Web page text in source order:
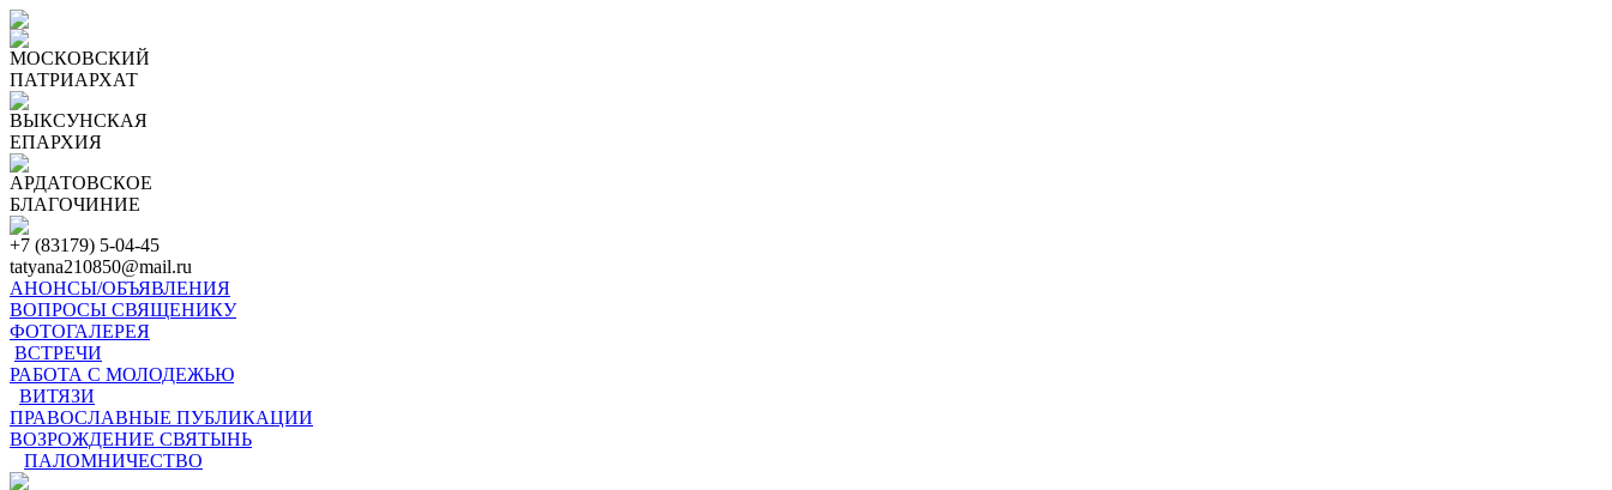
МОСКОВСКИЙ
ПАТРИАРХАТ
ВЫКСУНСКАЯ
ЕПАРХИЯ
АРДАТОВСКОЕ
БЛАГОЧИНИЕ
+7 (83179) 5-04-45
tatyana210850@mail.ru
АНОНСЫ/ОБЪЯВЛЕНИЯ
ВОПРОСЫ СВЯЩЕНИКУ
ФОТОГАЛЕРЕЯ
ВСТРЕЧИ
РАБОТА С МОЛОДЕЖЬЮ
ВИТЯЗИ
ПРАВОСЛАВНЫЕ ПУБЛИКАЦИИ
ВОЗРОЖДЕНИЕ СВЯТЫНЬ
ПАЛОМНИЧЕСТВО